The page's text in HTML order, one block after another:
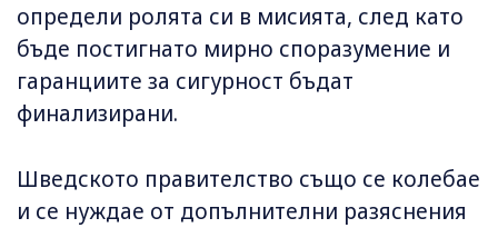
определи ролята си в мисията, след като
бъде постигнато мирно споразумение и
гаранциите за сигурност бъдат
финализирани.
Шведското правителство също се колебае
и се нуждае от допълнителни разяснения